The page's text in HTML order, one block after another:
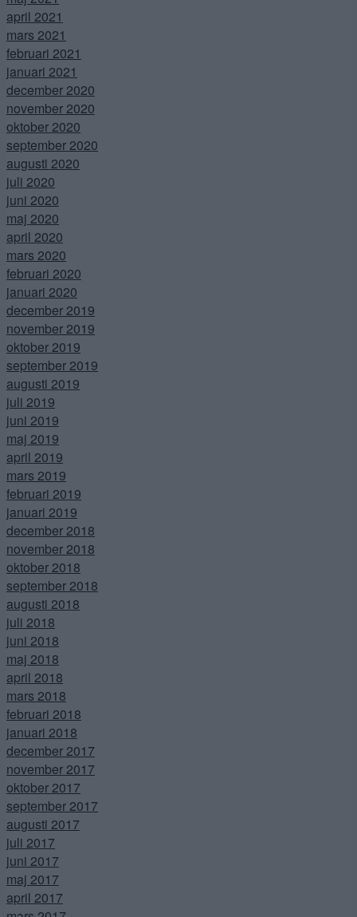
april 2021
mars 2021
februari 2021
januari 2021
december 2020
november 2020
oktober 2020
september 2020
augusti 2020
juli 2020
juni 2020
maj 2020
april 2020
mars 2020
februari 2020
januari 2020
december 2019
november 2019
oktober 2019
september 2019
augusti 2019
juli 2019
juni 2019
maj 2019
april 2019
mars 2019
februari 2019
januari 2019
december 2018
november 2018
oktober 2018
september 2018
augusti 2018
juli 2018
juni 2018
maj 2018
april 2018
mars 2018
februari 2018
januari 2018
december 2017
november 2017
oktober 2017
september 2017
augusti 2017
juli 2017
juni 2017
maj 2017
april 2017